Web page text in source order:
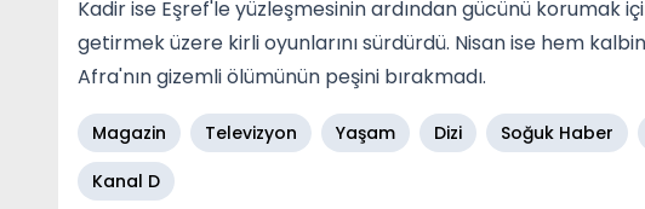
Kadir ise Eşref'le yüzleşmesinin ardından gücünü korumak
getirmek üzere kirli oyunlarını sürdürdü. Nisan ise hem
Afra'nın gizemli ölümünün peşini bırakmadı.
Magazin Televizyon Yaşam Dizi Soğuk Haber
Kanal D